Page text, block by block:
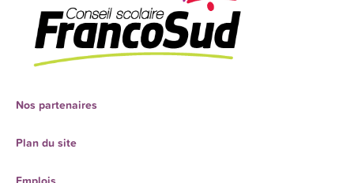
Nos partenaires
Plan du site